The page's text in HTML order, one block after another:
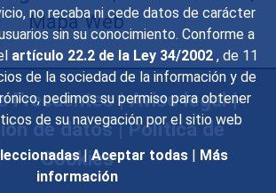
no recaba ni cede datos de carácter
sin su conocimiento. Conforme a
artículo 22.2 de la Ley 34/2002 , de 11
de la sociedad de la información y de
pedimos su permiso para obtener
de su navegación por el sitio web
| Aceptar todas | Más
información
Mapa Web
Frecuentes|Aviso legal|
de datos|Política de
Cookies